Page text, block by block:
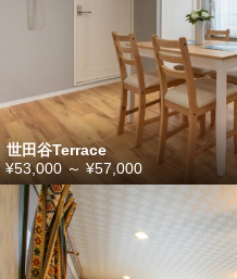
世田谷Terrace
¥53,000～ ¥57,000